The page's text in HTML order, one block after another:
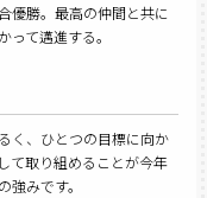
優勝。最高の仲間と共に
って邁進する。
く、ひとつの目標に向か
て取り組めることが今年
強みです。